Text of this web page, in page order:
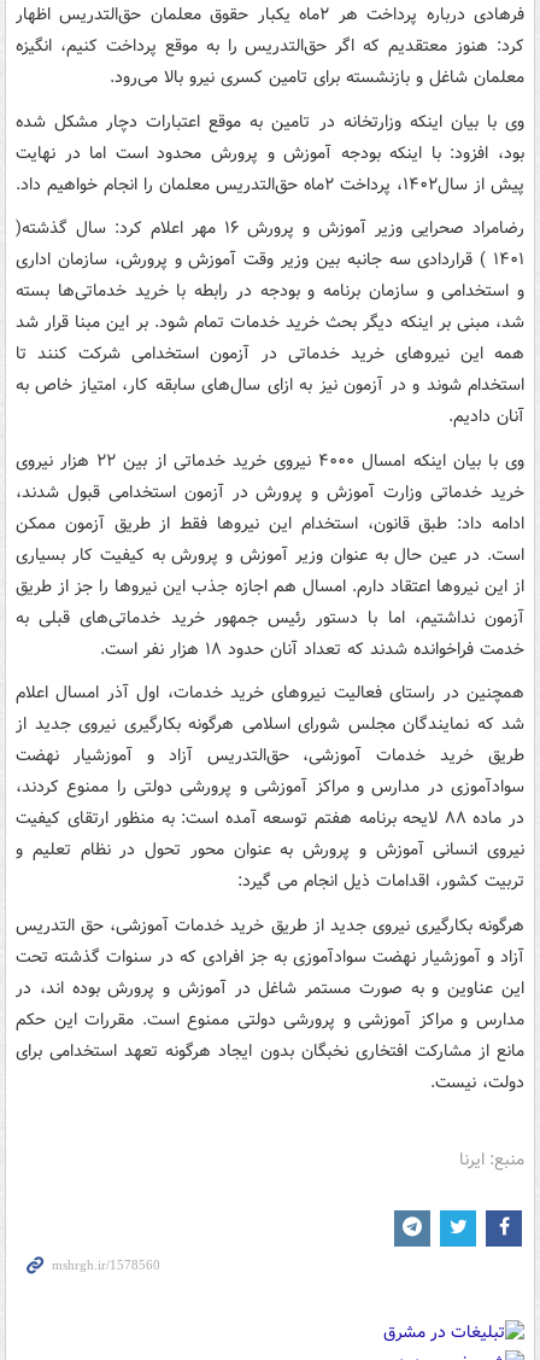
فرهادی درباره پرداخت هر ۲ماه یکبار حقوق معلمان حق‌التدریس اظهار
کرد: هنوز معتقدیم که اگر حق‌التدریس را به موقع پرداخت کنیم، انگیزه
معلمان شاغل و بازنشسته برای تامین کسری نیرو بالا می‌رود.
وی با بیان اینکه وزارتخانه در تامین به موقع اعتبارات دچار مشکل شده
بود، افزود: با اینکه بودجه آموزش و پرورش محدود است اما در نهایت
پیش از سال۱۴۰۲، پرداخت ۲ماه حق‌التدریس معلمان را انجام خواهیم داد.
رضامراد صحرایی وزیر آموزش و پرورش ۱۶ مهر اعلام کرد: سال گذشته(
۱۴۰۱ ) قراردادی سه جانبه بین وزیر وقت آموزش و پرورش، سازمان اداری
و استخدامی و سازمان برنامه و بودجه در رابطه با خرید خدماتی‌ها بسته
شد، مبنی بر اینکه دیگر بحث خرید خدمات تمام شود. بر این مبنا قرار شد
همه این نیروهای خرید خدماتی در آزمون استخدامی شرکت کنند تا
استخدام شوند و در آزمون نیز به ازای سال‌های سابقه کار، امتیاز خاص به
آنان دادیم.
وی با بیان اینکه امسال ۴۰۰۰ نیروی خرید خدماتی از بین ۲۲ هزار نیروی
خرید خدماتی وزارت آموزش و پرورش در آزمون استخدامی قبول شدند،
ادامه داد: طبق قانون، استخدام این نیروها فقط از طریق آزمون ممکن
است. در عین حال به عنوان وزیر آموزش و پرورش به کیفیت کار بسیاری
از این نیروها اعتقاد دارم. امسال هم اجازه جذب این نیروها را جز از طریق
آزمون نداشتیم، اما با دستور رئیس جمهور خرید خدماتی‌های قبلی به
خدمت فراخوانده شدند که تعداد آنان حدود ۱۸ هزار نفر است.
همچنین در راستای فعالیت نیروهای خرید خدمات، اول آذر امسال اعلام
شد که نمایندگان مجلس شورای اسلامی هرگونه بکارگیری نیروی جدید از
طریق خرید خدمات آموزشی، حق‌التدریس آزاد و آموزشیار نهضت
سوادآموزی در مدارس و مراکز آموزشی و پرورشی دولتی را ممنوع کردند،
در ماده ۸۸ لایحه برنامه هفتم توسعه آمده است: به منظور ارتقای کیفیت
نیروی انسانی آموزش و پرورش به عنوان محور تحول در نظام تعلیم و
تربیت کشور، اقدامات ذیل انجام می گیرد:
هرگونه بکارگیری نیروی جدید از طریق خرید خدمات آموزشی، حق التدریس
آزاد و آموزشیار نهضت سوادآموزی به جز افرادی که در سنوات گذشته تحت
این عناوین و به صورت مستمر شاغل در آموزش و پرورش بوده اند، در
مدارس و مراکز آموزشی و پرورشی دولتی ممنوع است. مقررات این حکم
مانع از مشارکت افتخاری نخبگان بدون ایجاد هرگونه تعهد استخدامی برای
دولت، نیست.
منبع: ایرنا